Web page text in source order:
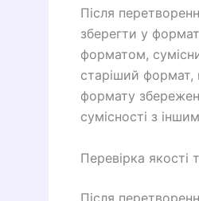
Після
зберегти у
форматом,
старіший формат,
формату
сумісності з
Перевірка якості
Після